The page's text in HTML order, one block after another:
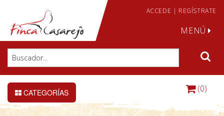
ACCEDE | REGÍSTRATE
MENÚ
CATEGORÍAS (0)